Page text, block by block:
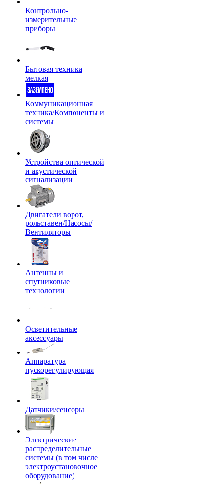
Контрольно-
измерительные
приборы
Бытовая техника
мелкая
Коммуникационная
техника/Компоненты и
системы
Устройства оптической
и акустической
сигнализации
Двигатели ворот,
рольставен/Насосы/
Вентиляторы
Антенны и
спутниковые
технологии
Осветительные
аксессуары
Аппаратура
пускорегулирующая
Датчики/сенсоры
Электрические
распределительные
системы (в том числе
электроустановочное
оборудование)